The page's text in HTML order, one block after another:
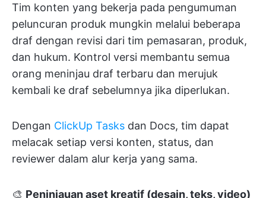
Tim konten yang bekerja pada pengumuman
peluncuran produk mungkin melalui beberapa
draf dengan revisi dari tim pemasaran, produk,
dan hukum. Kontrol versi membantu semua
orang meninjau draf terbaru dan merujuk
kembali ke draf sebelumnya jika diperlukan.
Dengan ClickUp Tasks dan Docs, tim dapat
melacak setiap versi konten, status, dan
reviewer dalam alur kerja yang sama.
🎨 Peninjauan aset kreatif (desain, teks, video)